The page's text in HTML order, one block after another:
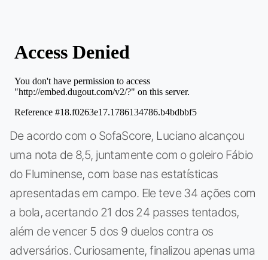
De acordo com o SofaScore, Luciano alcançou
uma nota de 8,5, juntamente com o goleiro Fábio
do Fluminense, com base nas estatísticas
apresentadas em campo. Ele teve 34 ações com
a bola, acertando 21 dos 24 passes tentados,
além de vencer 5 dos 9 duelos contra os
adversários. Curiosamente, finalizou apenas uma